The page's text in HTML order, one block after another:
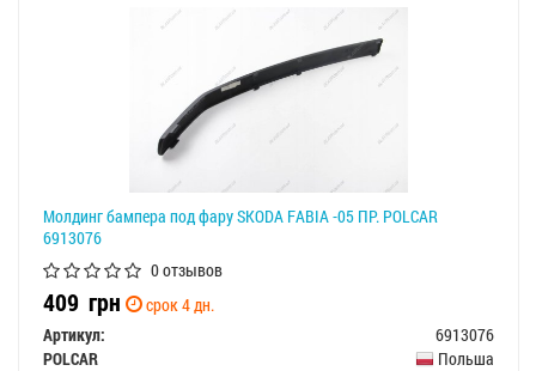
Молдинг бампера под фару SKODA FABIA -05 ПР. POLCAR
6913076
0 отзывов
409 грн
срок 4 дн.
Артикул:
6913076
POLCAR
Польша